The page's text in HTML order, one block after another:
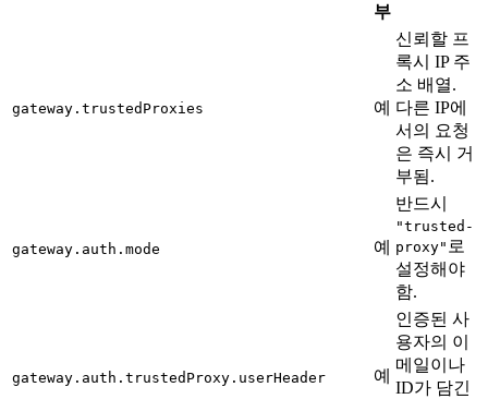
부
gateway.trustedProxies 예
신뢰할 프
록시 IP 주
소 배열.
다른 IP에
서의 요청
은 즉시 거
부됨.
gateway.auth.mode 예
반드시
"trusted-
proxy" 로
설정해야
함.
gateway.auth.trustedProxy.userHeader 예
인증된 사
용자의 이
메일이나
ID가 담긴